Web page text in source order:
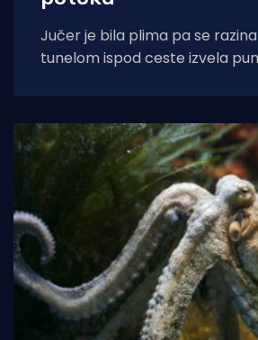
Jučer je bila plima pa se
tunelom ispod ceste izvela